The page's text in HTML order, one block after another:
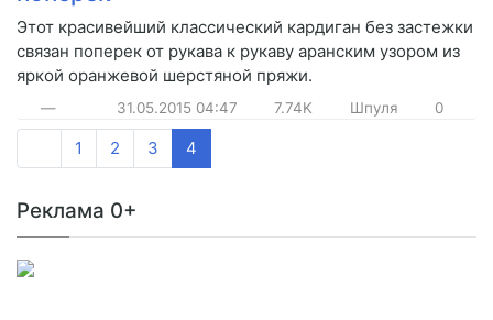
Этот красивейший классический кардиган без застежки
связан поперек от рукава к рукаву аранским узором из
яркой оранжевой шерстяной пряжи.
— 31.05.2015 04:47 7.74K Шпуля 0
1 2 3 4
Реклама 0+